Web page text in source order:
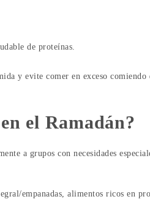
de proteínas.
y evite comer en exceso comiendo
el Ramadán?
a grupos con necesidades
empanadas, alimentos ricos en